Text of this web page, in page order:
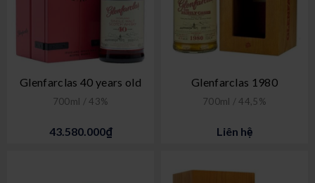
Glenfarclas 40 years old
700ml / 43%
43.580.000₫
Glenfarclas 1980
700ml / 44,5%
Liên hệ